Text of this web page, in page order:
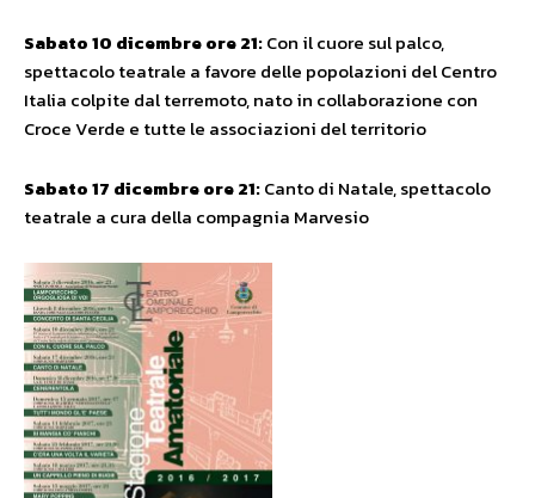
Sabato 10 dicembre ore 21:Con il cuore sul palco,
spettacolo teatrale a favore delle popolazioni del Centro
Italia colpite dal terremoto, nato in collaborazione con
Croce Verde e tutte le associazioni del territorio
Sabato 17 dicembre ore 21:Canto di Natale, spettacolo
teatrale a cura della compagnia Marvesio